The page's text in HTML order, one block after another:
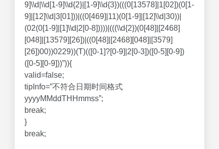
9]\\d|\\d[1-9]\\d{2}|[1-9]\\d{3})(((0[13578]|1[02])(0[1-
9]|[12]\\d|3[01]))|((0[469]|11)(0[1-9]|[12]\\d|30))|
(02(0[1-9]|[1]\\d|2[0-8]))))|(((\\d{2})(0[48]|[2468]
[048]|[13579][26])|((0[48]|[2468][048]|[3579]
[26])00))0229))(T)(([0-1]?[0-9]|2[0-3])([0-5][0-9])
([0-5][0-9]))”)){
valid=false;
tipInfo=”不符合日期时间格式
yyyyMMddTHHmmss”;
break;
}
break;